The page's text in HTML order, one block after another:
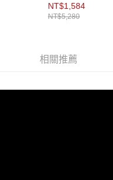
。若發現惡意使用之情形，
用額度並採取法律行動。
NT$1,584
NT$5,280
相關推薦